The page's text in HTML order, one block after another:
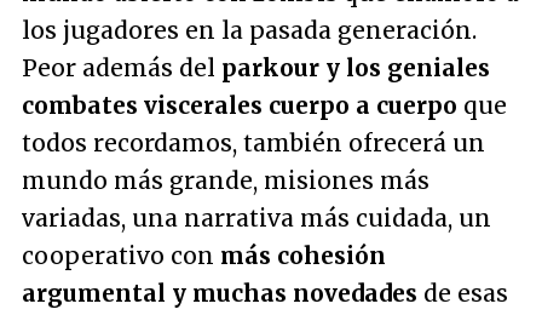
los jugadores en la pasada generación.
Peor además del parkour y los geniales
combates viscerales cuerpo a cuerpo que
todos recordamos, también ofrecerá un
mundo más grande, misiones más
variadas, una narrativa más cuidada, un
cooperativo con más cohesión
argumental y muchas novedades de esas